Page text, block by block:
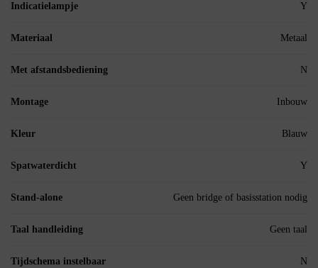
Indicatielampje Y
Materiaal Metaal
Met afstandsbediening N
Montage Inbouw
Kleur Blauw
Spatwaterdicht Y
Stand-alone Geen bridge of basisstation nodig
Taal handleiding Geen taal
Tijdschema instelbaar N